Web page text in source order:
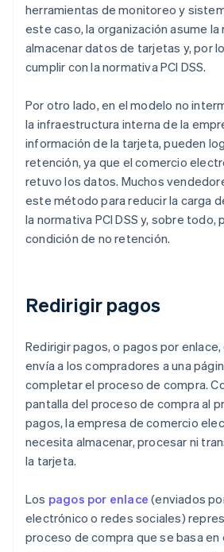
herramientas de monitoreo y
este caso, la organización asume
almacenar datos de tarjetas y, por
cumplir con la normativa PCI DSS.
Por otro lado, en el modelo no
la infraestructura interna de la
información de la tarjeta, pueden
retención, ya que el comercio
retuvo los datos. Muchos
este método para reducir la carga
la normativa PCI DSS y, sobre todo,
condición de no retención.
Redirigir pagos
Redirigir pagos, o pagos por
envía a los compradores a una
completar el proceso de compra.
pantalla del proceso de compra al
pagos, la empresa de comercio
necesita almacenar, procesar ni
la tarjeta.
Los pagos por enlace (enviados
electrónico o redes sociales)
proceso de compra que se basa en